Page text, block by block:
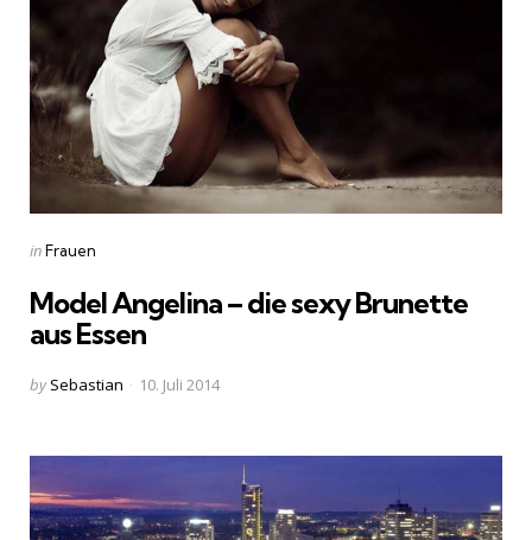
Categories
Posted
inFrauen
Model Angelina – die sexy Brunette
aus Essen
Posted
by Sebastian 10. Juli 2014